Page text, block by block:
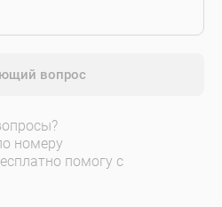
вопрос
номеру
помогу с